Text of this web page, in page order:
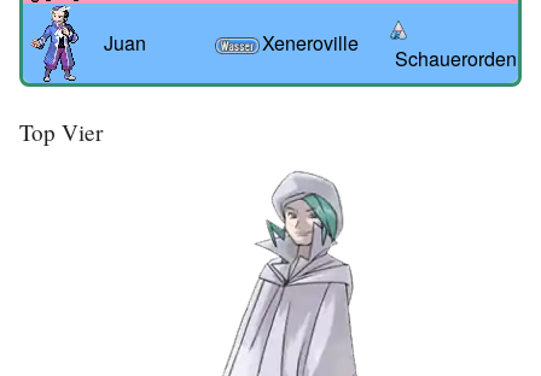
Juan Xeneroville
Schauerorden
Top Vier